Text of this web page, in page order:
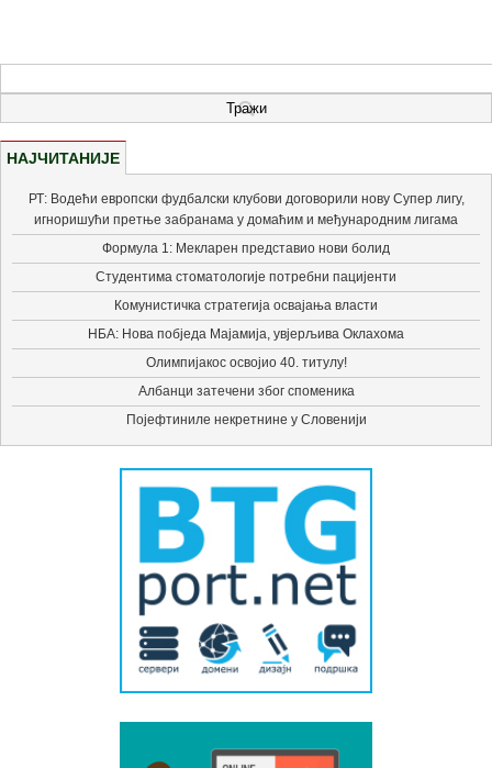
НАЈЧИТАНИЈЕ
РТ: Водећи европски фудбалски клубови договорили нову Супер лигу,
игноришући претње забранама у домаћим и међународним лигама
Формула 1: Мекларен представио нови болид
Студентима стоматологије потребни пацијенти
Комунистичка стратегија освајања власти
НБА: Нова побједа Мајамија, увјерљива Оклахома
Олимпијакос освојио 40. титулу!
Албанци затечени због споменика
Појефтиниле некретнине у Словенији